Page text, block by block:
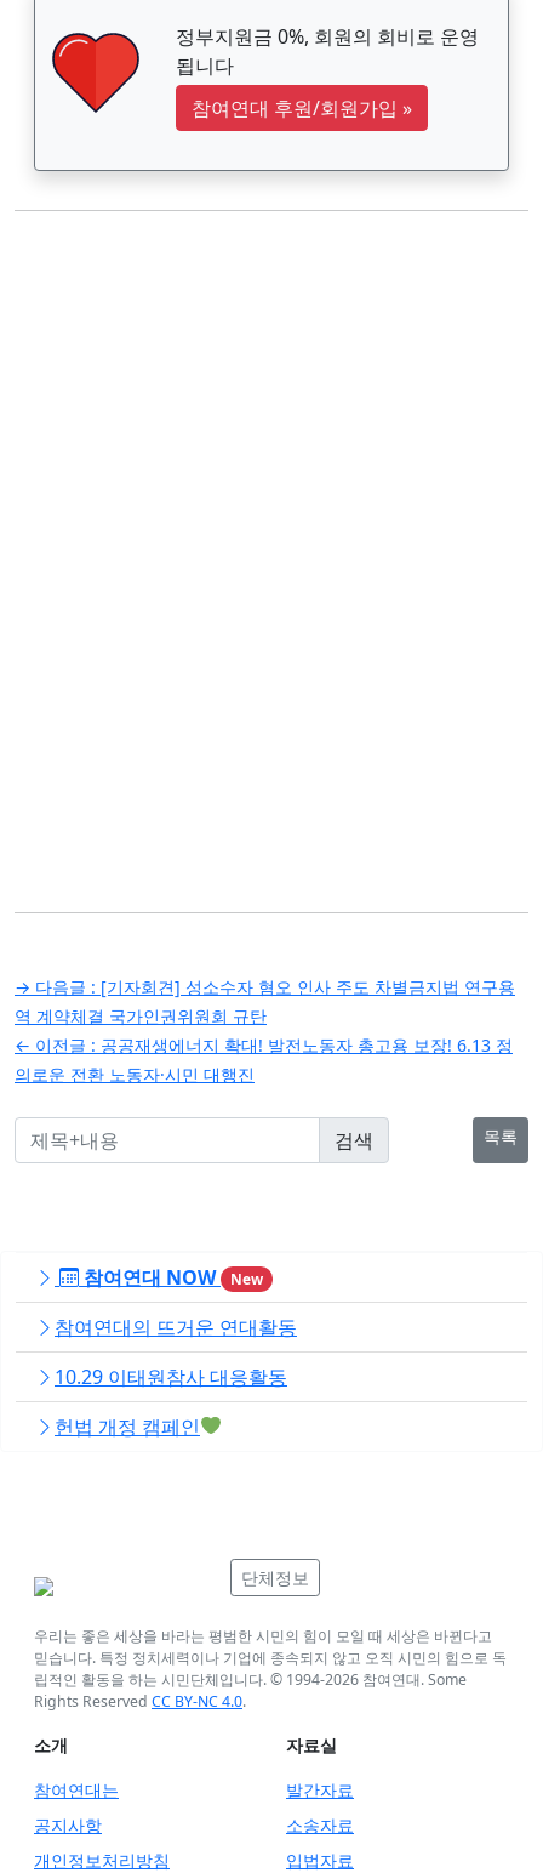
정부지원금 0%, 회원의 회비로 운영
됩니다
참여연대 후원/회원가입 »
글
탐
색
→ 다음글 : [기자회견] 성소수자 혐오 인사 주도 차별금지법 연구용
역 계약체결 국가인권위원회 규탄
← 이전글 : 공공재생에너지 확대! 발전노동자 총고용 보장! 6.13 정
의로운 전환 노동자·시민 대행진
목록
참여연대 NOW New
참여연대의 뜨거운 연대활동
10.29 이태원참사 대응활동
헌법 개정 캠페인
단체정보
우리는 좋은 세상을 바라는 평범한 시민의 힘이 모일 때 세상은 바뀐다고
믿습니다. 특정 정치세력이나 기업에 종속되지 않고 오직 시민의 힘으로 독
립적인 활동을 하는 시민단체입니다. © 1994-2026 참여연대. Some
Rights Reserved CC BY-NC 4.0.
소개
참여연대는
공지사항
개인정보처리방침
자료실
발간자료
소송자료
입법자료